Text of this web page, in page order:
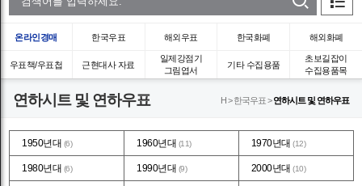
온라인경매 한국우표 해외우표 한국화폐 해외화폐
우표책/우표첩 근현대사 자료
일제강점기
그림엽서
기타 수집용품
초보길잡이
수집용품목
연하시트 및 연하우표 H > 한국우표 >연하시트 및 연하우표
1950년대 (6) 1960년대 (11) 1970년대(12)
1980년대 (6) 1990년대 (9) 2000년대(10)